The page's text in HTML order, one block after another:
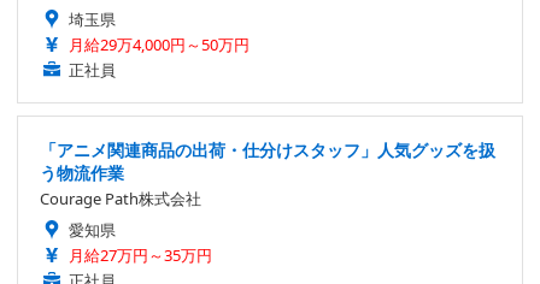
埼玉県
月給29万4,000円～50万円
正社員
「アニメ関連商品の出荷・仕分けスタッフ」人気グッズを扱
う物流作業
Courage Path株式会社
愛知県
月給27万円～35万円